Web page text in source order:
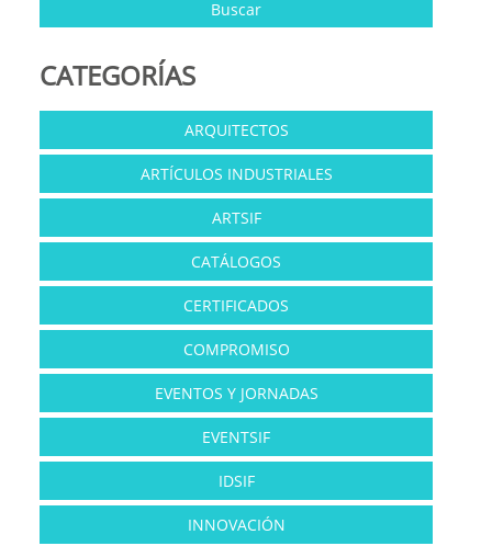
CATEGORÍAS
ARQUITECTOS
ARTÍCULOS INDUSTRIALES
ARTSIF
CATÁLOGOS
CERTIFICADOS
COMPROMISO
EVENTOS Y JORNADAS
EVENTSIF
IDSIF
INNOVACIÓN